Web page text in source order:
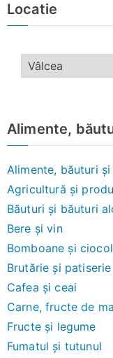
Locatie
Alimente,
Alimente, băuturi
Agricultură și
Băuturi și băuturi
Bere și vin
Bomboane și
Brutărie și patiserie
Cafea și ceai
Carne, fructe de
Fructe și legume
Fumatul și tutunul